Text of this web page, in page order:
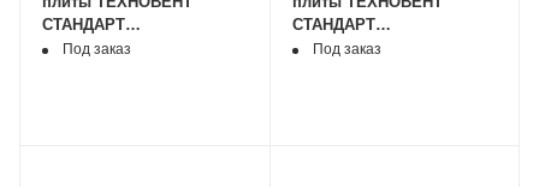
СТАНДАРТ
1200х600х100мм 0,288 м3
Под заказ
СТАНДАРТ
1200х600х50,21м3
Под заказ